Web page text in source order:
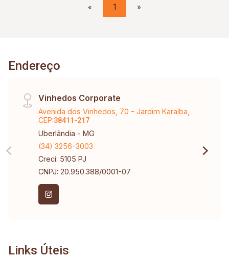
« 1 »
Endereço
Vinhedos Corporate
Avenida dos Vinhedos, 70 - Jardim Karaíba,
CEP:38411-217
Uberlândia - MG
(34) 3256-3003
Creci: 5105 PJ
CNPJ: 20.950.388/0001-07
Links Úteis